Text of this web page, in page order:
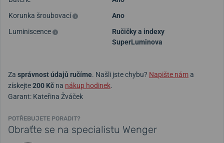
Korunka šroubovací
Ano
Luminiscence
Ručičky a indexy
SuperLuminova
Za správnost údajů ručíme. Našli jste chybu? Napište náma
získejte200 Kč na nákup hodinek.
Garant: Kateřina Žváček
POTŘEBUJETE PORADIT?
Obraťte se na specialistu Wenger